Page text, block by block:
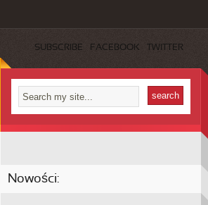
SUBSCRIBE FACEBOOK TWITTER
Nowości: